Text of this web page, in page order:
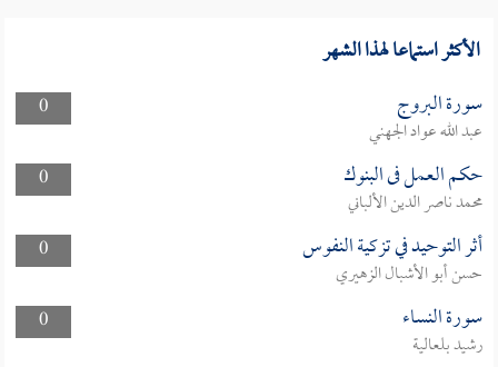
الأكثر استماعا لهذا الشهر
0 سورة البروج
عبد الله عواد الجهني
0
حكم العمل فى البنوك
محمد ناصر الدين الألباني
0
أثر التوحيد في تزكية النفوس
حسن أبو الأشبال الزهيري
0
سورة النساء
رشيد بلعالية